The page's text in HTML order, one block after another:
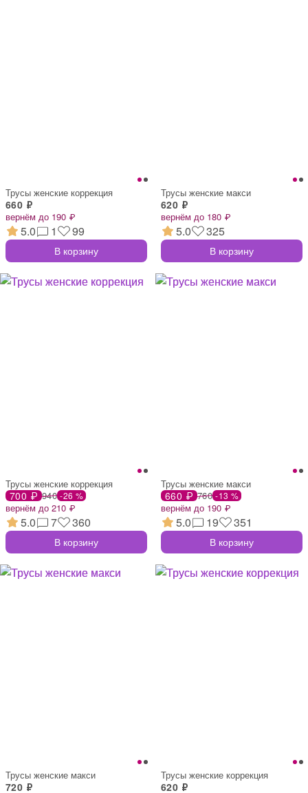
Трусы женские коррекция
660 ₽
вернём до 190 ₽
5.0 1 99
В корзину
Трусы женские макси
620 ₽
вернём до 180 ₽
5.0 325
В корзину
Трусы женские коррекция
700 ₽ 940 -26 %
вернём до 210 ₽
5.0 7 360
В корзину
Трусы женские макси
660 ₽ 760 -13 %
вернём до 190 ₽
5.0 19 351
В корзину
Трусы женские макси
720 ₽
Трусы женские коррекция
620 ₽